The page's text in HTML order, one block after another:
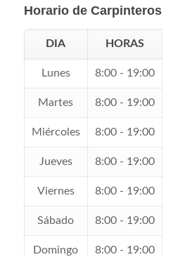
Horario de Carpinteros
DIA HORAS
Lunes 8:00 - 19:00
Martes 8:00 - 19:00
Miércoles 8:00 - 19:00
Jueves 8:00 - 19:00
Viernes 8:00 - 19:00
Sábado 8:00 - 19:00
Domingo 8:00 - 19:00